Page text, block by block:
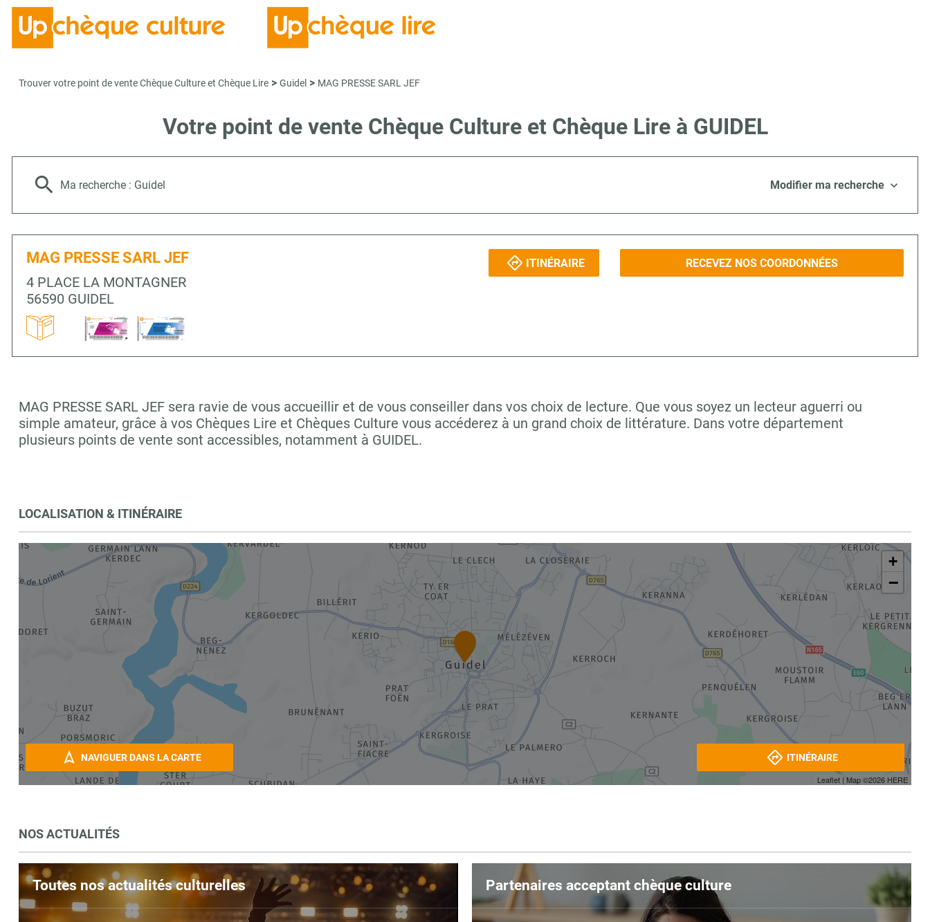
Trouver votre point de vente Chèque Culture et Chèque Lire > Guidel > MAG PRESSE SARL JEF
Votre point de vente Chèque Culture et Chèque Lire à GUIDEL
Ma recherche : Guidel Modifier ma recherche
MAG PRESSE SARL JEF
4 PLACE LA MONTAGNER
56590 GUIDEL
ITINÉRAIRE RECEVEZ NOS COORDONNÉES
MAG PRESSE SARL JEF sera ravie de vous accueillir et de vous conseiller dans vos choix de lecture. Que vous soyez un lecteur aguerri ou
simple amateur, grâce à vos Chèques Lire et Chèques Culture vous accéderez à un grand choix de littérature. Dans votre département
plusieurs points de vente sont accessibles, notamment à GUIDEL.
LOCALISATION & ITINÉRAIRE
+
−
Leaflet | Map ©2026 HERE
NAVIGUER DANS LA CARTE ITINÉRAIRE
NOS ACTUALITÉS
Toutes nos actualités culturelles Partenaires acceptant chèque culture